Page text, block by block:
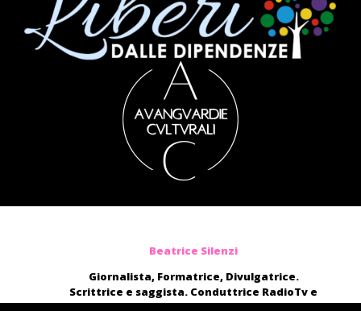
Beatrice Silenzi
Giornalista, Formatrice, Divulgatrice.
Scrittrice e saggista. Conduttrice RadioTv e
blogger.